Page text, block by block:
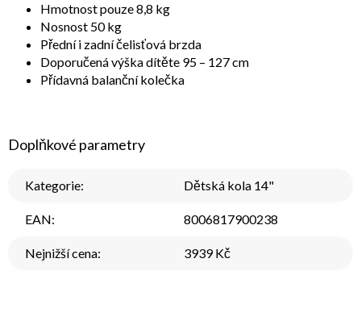
Hmotnost pouze 8,8 kg
Nosnost 50 kg
Přední i zadní čelisťová brzda
Doporučená výška dítěte 95 – 127 cm
Přídavná balanční kolečka
Doplňkové parametry
Kategorie: Dětská kola 14"
EAN: 8006817900238
Nejnižší cena: 3939 Kč